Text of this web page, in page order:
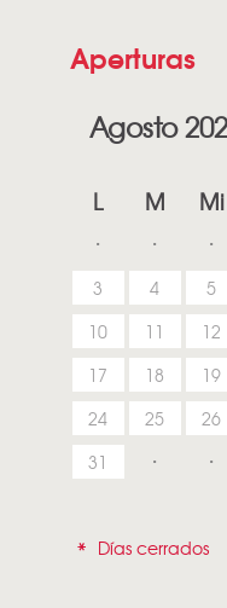
Aperturas
Agosto
L M Mi
3
4 5
10
11 12
17
18 19
24
25 26
31
* Días cerrados